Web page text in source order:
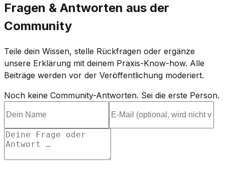
Fragen & Antworten aus der
Community
Teile dein Wissen, stelle Rückfragen oder ergänze
unsere Erklärung mit deinem Praxis-Know-how. Alle
Beiträge werden vor der Veröffentlichung moderiert.
Noch keine Community-Antworten. Sei die erste Person.